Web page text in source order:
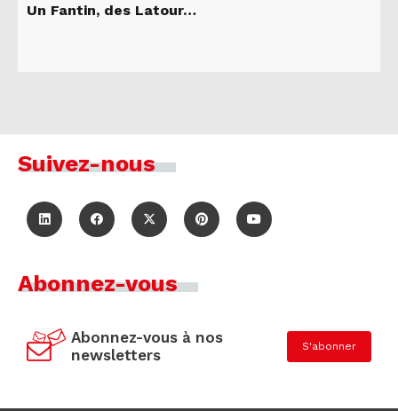
Un Fantin, des Latour…
Suivez-nous
Abonnez-vous
Abonnez-vous à nos
newsletters
S'abonner